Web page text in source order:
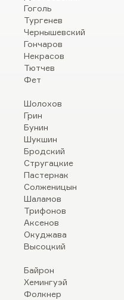
Гоголь
Тургенев
Чернышевский
Гончаров
Некрасов
Тютчев
Фет
Шолохов
Грин
Бунин
Шукшин
Бродский
Стругацкие
Пастернак
Солженицын
Шаламов
Трифонов
Аксенов
Окуджава
Высоцкий
Байрон
Хемингуэй
Фолкнер